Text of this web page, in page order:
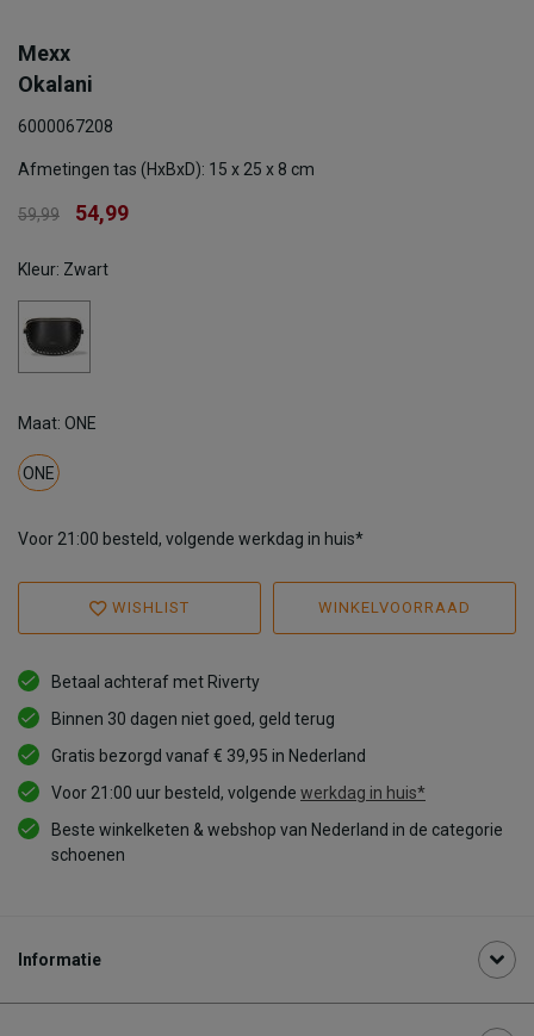
Mexx
Okalani
6000067208
Afmetingen tas (HxBxD): 15 x 25 x 8 cm
59,99 54,99
Kleur: Zwart
Maat: ONE
ONE
Voor 21:00 besteld, volgende werkdag in huis*
WISHLIST WINKELVOORRAAD
Betaal achteraf met Riverty
Binnen 30 dagen niet goed, geld terug
Gratis bezorgd vanaf € 39,95 in Nederland
Voor 21:00 uur besteld, volgende werkdag in huis*
Beste winkelketen & webshop van Nederland in de categorie
schoenen
Informatie